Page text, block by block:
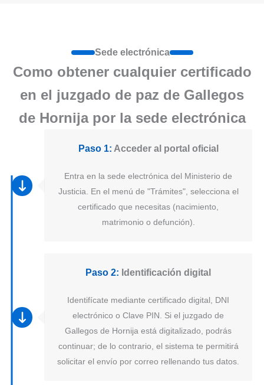
Sede electrónica
Como obtener cualquier certificado
en el juzgado de paz de Gallegos
de Hornija por la sede electrónica
Paso 1: Acceder al portal oficial
Entra en la sede electrónica del Ministerio de
Justicia. En el menú de "Trámites", selecciona el
certificado que necesitas (nacimiento,
matrimonio o defunción).
Paso 2: Identificación digital
Identifícate mediante certificado digital, DNI
electrónico o Clave PIN. Si el juzgado de
Gallegos de Hornija está digitalizado, podrás
continuar; de lo contrario, el sistema te permitirá
solicitar el envío por correo rellenando tus datos.